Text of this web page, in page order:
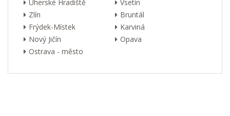
Uherské Hradiště
Vsetín
Zlín
Bruntál
Frýdek-Místek
Karviná
Nový Jičín
Opava
Ostrava - město